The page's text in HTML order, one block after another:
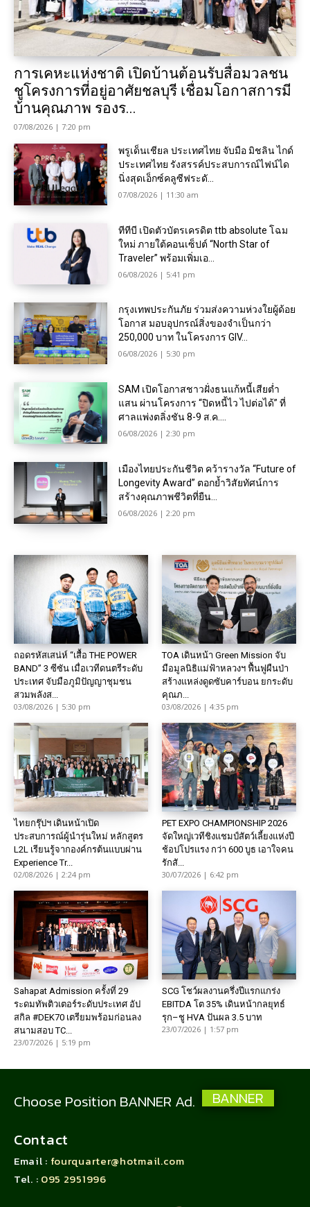
การเคหะแห่งชาติ เปิดบ้านต้อนรับสื่อมวลชน
ชูโครงการที่อยู่อาศัยชลบุรี เชื่อมโอกาสการมี
บ้านคุณภาพ รองร...
07/08/2026 | 7:20 pm
พรูเด็นเชียล ประเทศไทย จับมือ มิชลิน ไกด์
ประเทศไทย รังสรรค์ประสบการณ์ไฟน์ได
นิ่งสุดเอ็กซ์คลูซีฟระดั...
07/08/2026 | 11:30 am
ทีทีบี เปิดตัวบัตรเครดิต ttb absolute โฉม
ใหม่ ภายใต้คอนเซ็ปต์ “North Star of
Traveler” พร้อมเพิ่มเอ...
06/08/2026 | 5:41 pm
กรุงเทพประกันภัย ร่วมส่งความห่วงใยผู้ด้อย
โอกาส มอบอุปกรณ์สิ่งของจำเป็นกว่า
250,000 บาท ในโครงการ GIV...
06/08/2026 | 5:30 pm
SAM เปิดโอกาสชาวฝั่งธนแก้หนี้เสียต่ำ
แสน ผ่านโครงการ “ปิดหนี้ไว ไปต่อได้” ที่
ศาลแพ่งตลิ่งชัน 8-9 ส.ค....
06/08/2026 | 2:30 pm
เมืองไทยประกันชีวิต คว้ารางวัล “Future of
Longevity Award” ตอกย้ำวิสัยทัศน์การ
สร้างคุณภาพชีวิตที่ยืน...
06/08/2026 | 2:20 pm
ถอดรหัสเสน่ห์ “เสื้อ THE POWER
BAND” 3 ซีซัน เมื่อเวทีดนตรีระดับ
ประเทศ จับมือภูมิปัญญาชุมชน
สวมพลังส...
03/08/2026 | 5:30 pm
TOA เดินหน้า Green Mission จับ
มือมูลนิธิแม่ฟ้าหลวงฯ ฟื้นฟูผืนป่า
สร้างแหล่งดูดซับคาร์บอน ยกระดับ
คุณภ...
03/08/2026 | 4:35 pm
ไทยกรุ๊ปฯ เดินหน้าเปิด
ประสบการณ์ผู้นำรุ่นใหม่ หลักสูตร
L2L เรียนรู้จากองค์กรต้นแบบผ่าน
Experience Tr...
02/08/2026 | 2:24 pm
PET EXPO CHAMPIONSHIP 2026
จัดใหญ่เวทีชิงแชมป์สัตว์เลี้ยงแห่งปี
ช้อปโปรแรง กว่า 600 บูธ เอาใจคน
รักสั...
30/07/2026 | 6:42 pm
Sahapat Admission ครั้งที่ 29
ระดมทัพติวเตอร์ระดับประเทศ อัป
สกิล #DEK70 เตรียมพร้อมก่อนลง
สนามสอบ TC...
23/07/2026 | 5:19 pm
SCG โชว์ผลงานครึ่งปีแรกแกร่ง
EBITDA โต 35% เดินหน้ากลยุทธ์
รุก–ชู HVA ปันผล 3.5 บาท
23/07/2026 | 1:57 pm
Choose Position BANNER Ad. BANNER
Contact
Email : fourquarter@hotmail.com
Tel. : 095 2951996